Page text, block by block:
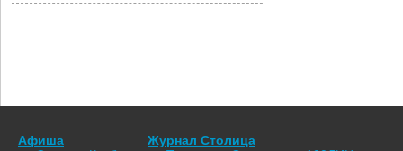
Афиша
Журнал Столица